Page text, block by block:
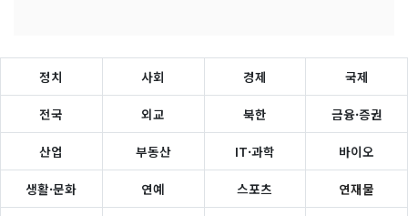
정치 사회 경제 국제
전국 외교 북한 금융·증권
산업 부동산 IT·과학 바이오
생활·문화 연예 스포츠 연재물